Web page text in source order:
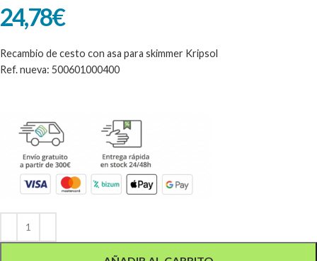
24,78€
Recambio de cesto con asa para skimmer Kripsol
Ref. nueva: 500601000400